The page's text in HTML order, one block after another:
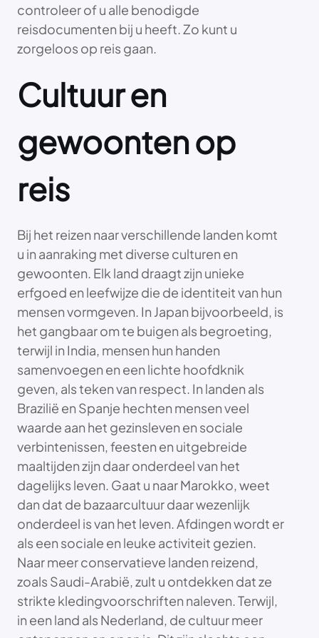
controleer of u alle benodigde
reisdocumenten bij u heeft. Zo kunt u
zorgeloos op reis gaan.
Cultuur en
gewoonten op
reis
Bij het reizen naar verschillende landen komt
u in aanraking met diverse culturen en
gewoonten. Elk land draagt zijn unieke
erfgoed en leefwijze die de identiteit van hun
mensen vormgeven. In Japan bijvoorbeeld, is
het gangbaar om te buigen als begroeting,
terwijl in India, mensen hun handen
samenvoegen en een lichte hoofdknik
geven, als teken van respect. In landen als
Brazilië en Spanje hechten mensen veel
waarde aan het gezinsleven en sociale
verbintenissen, feesten en uitgebreide
maaltijden zijn daar onderdeel van het
dagelijks leven. Gaat u naar Marokko, weet
dan dat de bazaarcultuur daar wezenlijk
onderdeel is van het leven. Afdingen wordt er
als een sociale en leuke activiteit gezien.
Naar meer conservatieve landen reizend,
zoals Saudi-Arabië, zult u ontdekken dat ze
strikte kledingvoorschriften naleven. Terwijl,
in een land als Nederland, de cultuur meer